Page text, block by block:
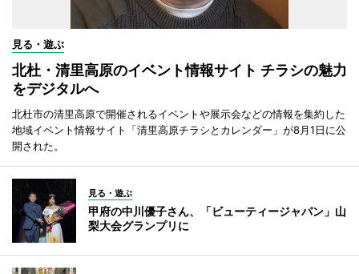
見る・遊ぶ
北杜・清里高原のイベント情報サイト チラシの魅力
をデジタルへ
北杜市の清里高原で開催されるイベントや展示会などの情報を集約した
地域イベント情報サイト「清里高原チラシとカレンダー」が8月1日に公
開された。
見る・遊ぶ
甲府の中川優子さん、「ビューティージャパン」山
梨大会グランプリに